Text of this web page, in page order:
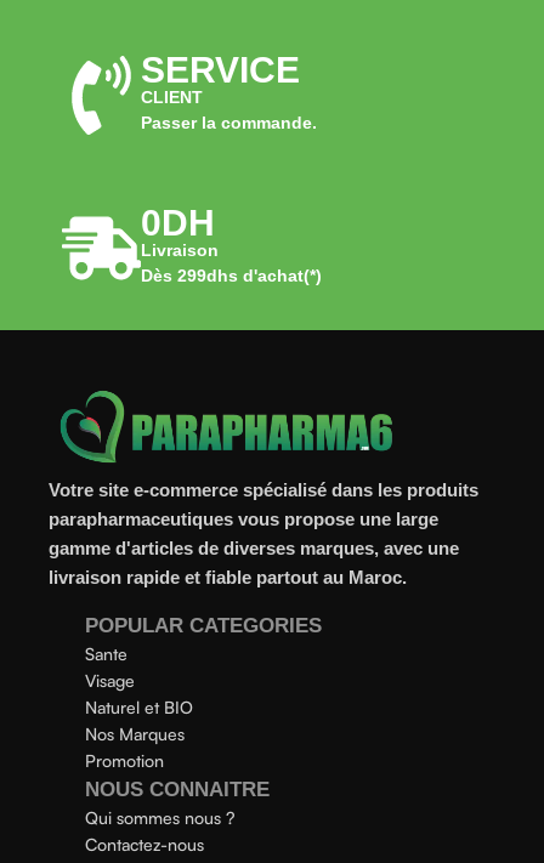
SERVICE
CLIENT
Passer la commande.
0DH
Livraison
Dès 299dhs d'achat(*)
Votre site e-commerce spécialisé dans les produits
parapharmaceutiques vous propose une large
gamme d'articles de diverses marques, avec une
livraison rapide et fiable partout au Maroc.
POPULAR CATEGORIES
Sante
Visage
Naturel et BIO
Nos Marques
Promotion
NOUS CONNAITRE
Qui sommes nous ?
Contactez-nous